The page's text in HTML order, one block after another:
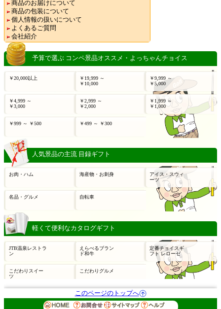
商品のお届けについて
商品の包装について
個人情報の扱いについて
よくあるご質問
会社紹介
このページのトップへ